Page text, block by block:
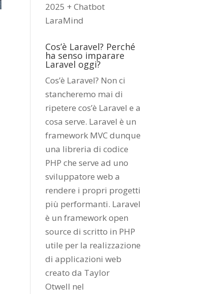
2025 + Chatbot
LaraMind
Cos’è Laravel? Perché
ha senso imparare
Laravel oggi?
Cos’è Laravel? Non ci
stancheremo mai di
ripetere cos’è Laravel e a
cosa serve. Laravel è un
framework MVC dunque
una libreria di codice
PHP che serve ad uno
sviluppatore web a
rendere i propri progetti
più performanti. Laravel
è un framework open
source di scritto in PHP
utile per la realizzazione
di applicazioni web
creato da Taylor
Otwell nel